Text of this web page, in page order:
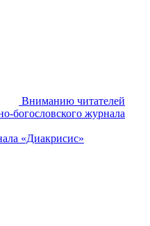
Вниманию читателей
богословского журнала
«Диакрисис»